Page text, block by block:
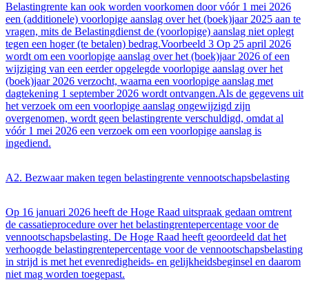
Belastingrente kan ook worden voorkomen door vóór 1 mei 2026
een (additionele) voorlopige aanslag over het (boek)jaar 2025 aan te
vragen, mits de Belastingdienst de (voorlopige) aanslag niet oplegt
tegen een hoger (te betalen) bedrag.Voorbeeld 3 Op 25 april 2026
wordt om een voorlopige aanslag over het (boek)jaar 2026 of een
wijziging van een eerder opgelegde voorlopige aanslag over het
(boek)jaar 2026 verzocht, waarna een voorlopige aanslag met
dagtekening 1 september 2026 wordt ontvangen.Als de gegevens uit
het verzoek om een voorlopige aanslag ongewijzigd zijn
overgenomen, wordt geen belastingrente verschuldigd, omdat al
vóór 1 mei 2026 een verzoek om een voorlopige aanslag is
ingediend.
A2. Bezwaar maken tegen belastingrente vennootschapsbelasting
Op 16 januari 2026 heeft de Hoge Raad uitspraak gedaan omtrent
de cassatieprocedure over het belastingrentepercentage voor de
vennootschapsbelasting. De Hoge Raad heeft geoordeeld dat het
verhoogde belastingrentepercentage voor de vennootschapsbelasting
in strijd is met het evenredigheids- en gelijkheidsbeginsel en daarom
niet mag worden toegepast.